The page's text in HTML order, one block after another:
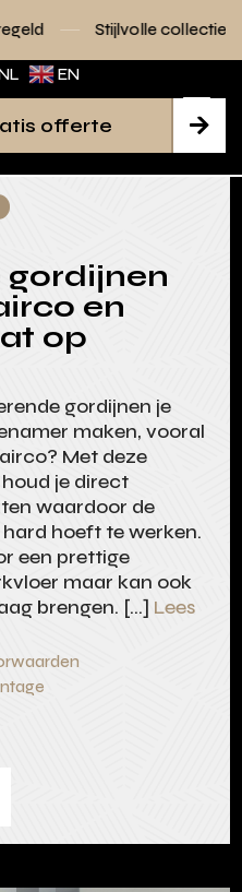
collecties voor elk interieur
EN

offerte
en
op
gordijnen je
maken, vooral
Met deze
je direct
waardoor de
hoeft te werken.
een prettige
maar kan ook
brengen. […] Lees